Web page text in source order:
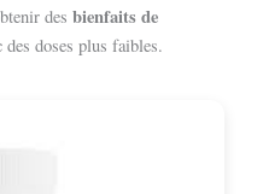
desbienfaits de
des doses plus faibles.